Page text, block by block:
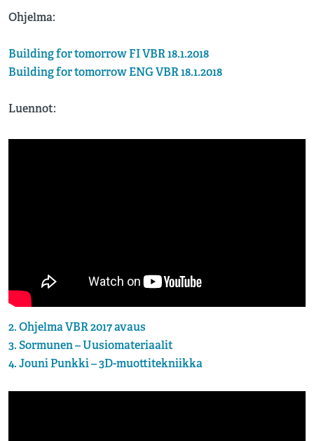
Ohjelma:
Building for tomorrow FI VBR 18.1.2018
Building for tomorrow ENG VBR 18.1.2018
Luennot:
2. Ohjelma VBR 2017 avaus
3. Sormunen – Uusiomateriaalit
4. Jouni Punkki – 3D-muottitekniikka